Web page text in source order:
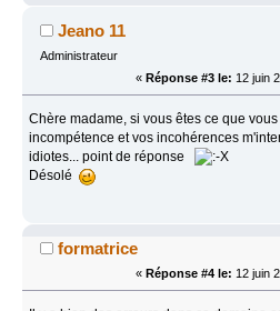
Jeano 11
Administrateur
« Réponse #3 le: 12 juin
Chère madame, si vous êtes ce que
incompétence et vos incohérences
idiotes... point de réponse
Désolé
formatrice
« Réponse #4 le: 12 juin